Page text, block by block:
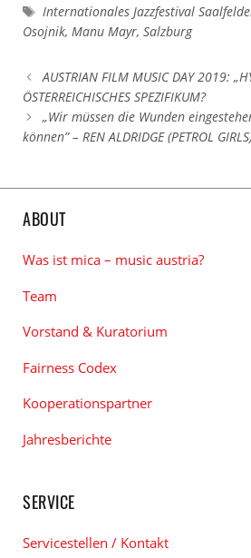
Schlagwörter
Internationales Jazzfestival
Osojnik, Manu Mayr, Salzburg
AUSTRIAN FILM MUSIC DAY 2019:
ÖSTERREICHISCHES SPEZIFIKUM?
„Wir müssen die Wunden
können” – REN ALDRIDGE (PETROL
ABOUT
Was ist mica – music austria?
Team
Vorstand & Kuratorium
Fairness Codex
Kooperationspartner
Jahresberichte
SERVICE
Servicestellen / Kontakt